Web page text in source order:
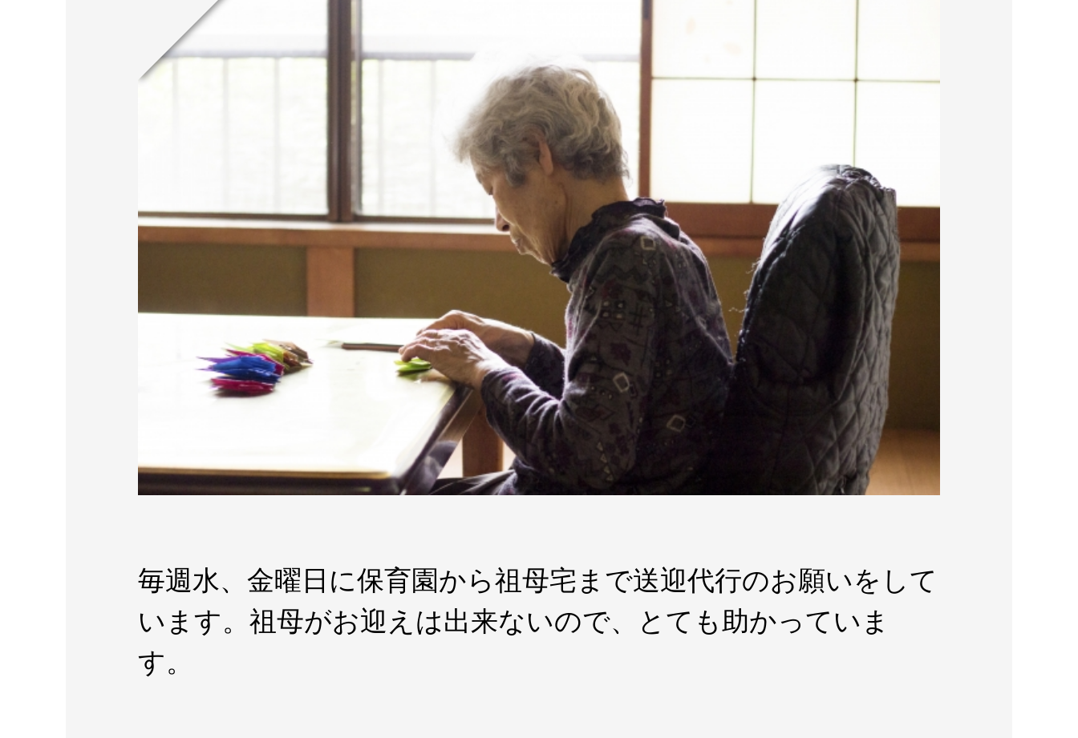
毎週水、金曜日に保育園から祖母宅まで送迎代行のお願いをして
います。祖母がお迎えは出来ないので、とても助かっていま
す。